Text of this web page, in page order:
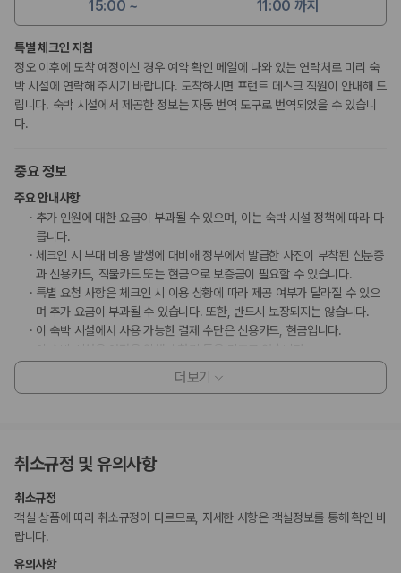
15:00 ~ 11:00 까지
특별 체크인 지침
정오 이후에 도착 예정이신 경우 예약 확인 메일에 나와 있는 연락처로 미리 숙
박 시설에 연락해 주시기 바랍니다. 도착하시면 프런트 데스크 직원이 안내해 드
립니다. 숙박 시설에서 제공한 정보는 자동 번역 도구로 번역되었을 수 있습니
다.
중요 정보
주요 안내사항
추가 인원에 대한 요금이 부과될 수 있으며, 이는 숙박 시설 정책에 따라 다
릅니다.
체크인 시 부대 비용 발생에 대비해 정부에서 발급한 사진이 부착된 신분증
과 신용카드, 직불카드 또는 현금으로 보증금이 필요할 수 있습니다.
특별 요청 사항은 체크인 시 이용 상황에 따라 제공 여부가 달라질 수 있으
며 추가 요금이 부과될 수 있습니다. 또한, 반드시 보장되지는 않습니다.
이 숙박 시설에서 사용 가능한 결제 수단은 신용카드, 현금입니다.
이 숙박 시설에는 어린이에게 적합하지 않을 수 있는 발코니, 파티오, 테라
스와 같은 야외 공간이 있습니다. 이 부분이 염려되시면 도착 전에 숙박 시
이 숙박 시설은 자동차 없이도 이용 가능합니다.
부가 정보
추가 안내사항
기타 선택사항
더보기
취소규정 및 유의사항
취소규정
객실 상품에 따라 취소규정이 다르므로, 자세한 사항은 객실정보를 통해 확인 바
랍니다.
유의사항